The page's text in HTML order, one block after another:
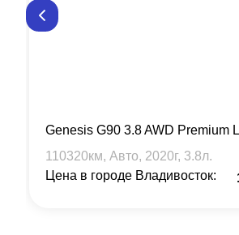
Genesis G90 3.8 AWD Premium
110320км, Авто, 2020г, 3.8л.
Цена в городе Владивосток: